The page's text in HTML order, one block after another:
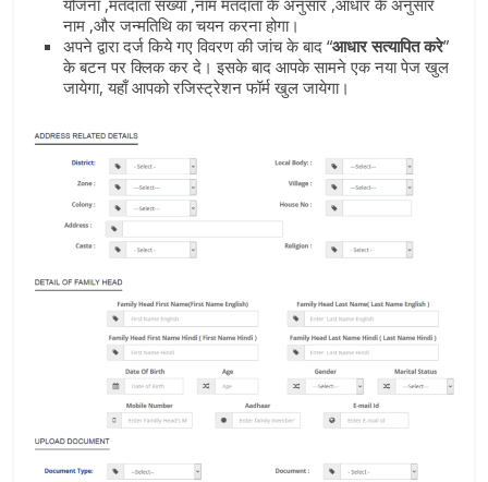
योजना ,मतदाता संख्या ,नाम मतदाता के अनुसार ,आधार के अनुसार
नाम ,और जन्मतिथि का चयन करना होगा।
अपने द्वारा दर्ज किये गए विवरण की जांच के बाद “आधार सत्यापित करे”
के बटन पर क्लिक कर दे। इसके बाद आपके सामने एक नया पेज खुल
जायेगा, यहाँ आपको रजिस्ट्रेशन फॉर्म खुल जायेगा।